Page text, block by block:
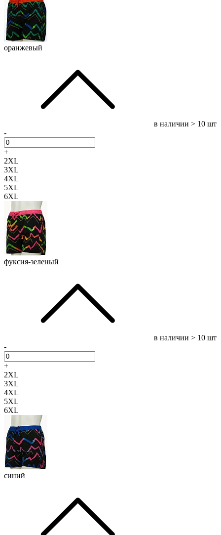
оранжевый
в наличии > 10 шт
-
+
2XL
3XL
4XL
5XL
6XL
фуксия-зеленый
в наличии > 10 шт
-
+
2XL
3XL
4XL
5XL
6XL
синий